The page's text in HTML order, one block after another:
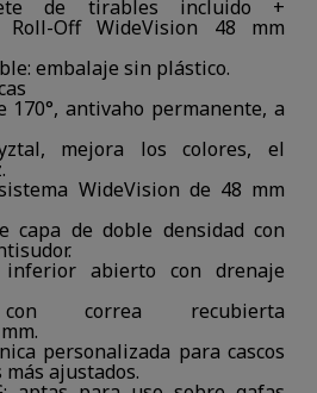
de tirables incluido +
Roll-Off WideVision 48 mm
embalaje sin plástico.
170°, antivaho permanente, a
mejora los colores, el
WideVision de 48 mm
capa de doble densidad con
inferior abierto con drenaje
con correa recubierta
personalizada para cascos
ajustados.